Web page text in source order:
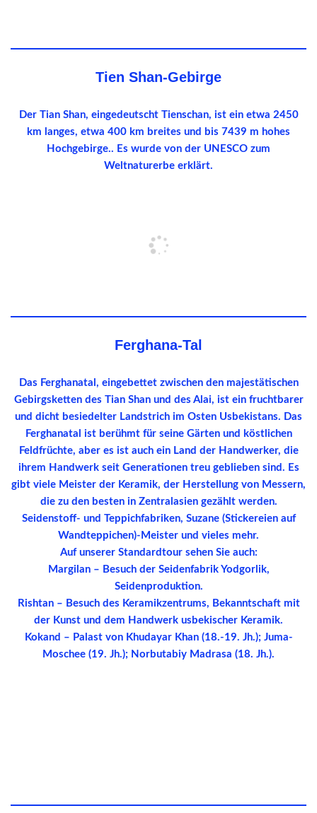
Tien Shan-Gebirge
Der Tian Shan, eingedeutscht Tienschan, ist ein etwa 2450
km langes, etwa 400 km breites und bis 7439 m hohes
Hochgebirge.. Es wurde von der UNESCO zum
Weltnaturerbe erklärt.
Ferghana-Tal
Das Ferghanatal, eingebettet zwischen den majestätischen
Gebirgsketten des Tian Shan und des Alai, ist ein fruchtbarer
und dicht besiedelter Landstrich im Osten Usbekistans. Das
Ferghanatal ist berühmt für seine Gärten und köstlichen
Feldfrüchte, aber es ist auch ein Land der Handwerker, die
ihrem Handwerk seit Generationen treu geblieben sind. Es
gibt viele Meister der Keramik, der Herstellung von Messern,
die zu den besten in Zentralasien gezählt werden.
Seidenstoff- und Teppichfabriken, Suzane (Stickereien auf
Wandteppichen)-Meister und vieles mehr.
Auf unserer Standardtour sehen Sie auch:
Margilan – Besuch der Seidenfabrik Yodgorlik,
Seidenproduktion.
Rishtan – Besuch des Keramikzentrums, Bekanntschaft mit
der Kunst und dem Handwerk usbekischer Keramik.
Kokand – Palast von Khudayar Khan (18.-19. Jh.); Juma-
Moschee (19. Jh.); Norbutabiy Madrasa (18. Jh.).